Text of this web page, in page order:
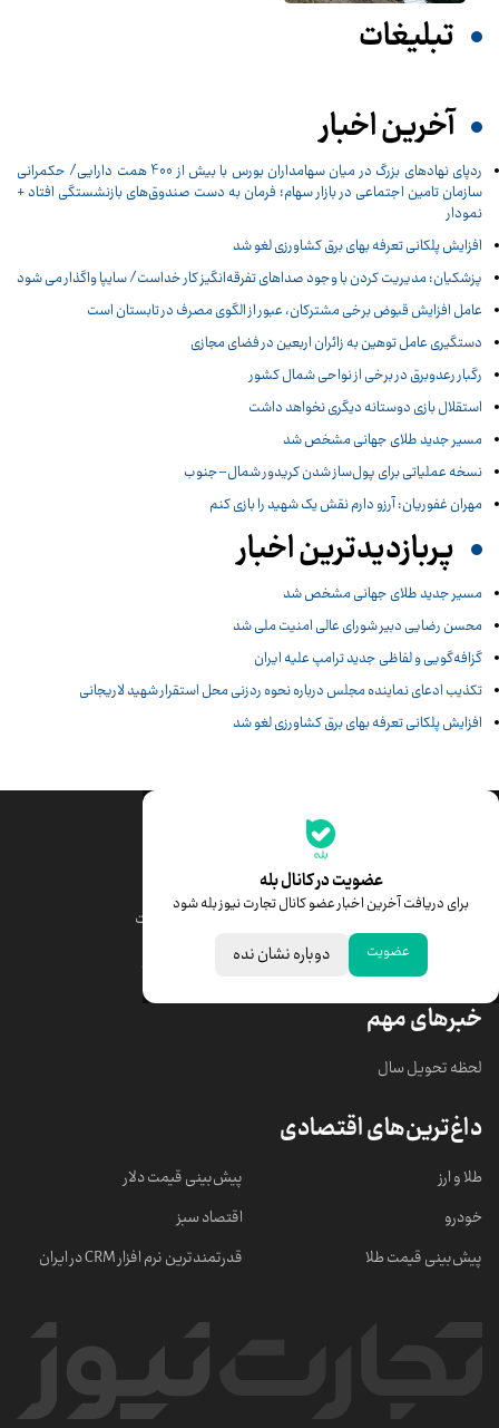
تبلیغات
آخرین اخبار
ردپای نهادهای بزرگ در میان سهامداران بورس با بیش از 400 همت دارایی/ حکمرانی
سازمان تامین اجتماعی در بازار سهام؛ فرمان به دست صندوق‌های بازنشستگی افتاد +
نمودار
افزایش پلکانی تعرفه بهای برق کشاورزی لغو شد
پزشکیان: مدیریت کردن با وجود صداهای تفرقه‌انگیز کار خداست/ سایپا واگذار می شود
عامل افزایش قبوض برخی مشترکان، عبور از الگوی مصرف در تابستان است
دستگیری عامل توهین به زائران اربعین در فضای مجازی
رگبار رعدوبرق در برخی از نواحی شمال کشور
استقلال بازی دوستانه دیگری نخواهد داشت
مسیر جدید طلای جهانی مشخص شد
نسخه عملیاتی برای پول‌ساز شدن کریدور شمال–جنوب
مهران غفوریان: آرزو دارم نقش یک شهید را بازی کنم
پربازدیدترین اخبار
مسیر جدید طلای جهانی مشخص شد
محسن رضایی دبیر شورای عالی امنیت ملی شد
گزافه‌گویی و لفاظی جدید ترامپ علیه ایران
تکذیب ادعای نماینده مجلس درباره نحوه ردزنی محل استقرار شهید لاریجانی
افزایش پلکانی تعرفه بهای برق کشاورزی لغو شد
عضویت در کانال بله
برای دریافت آخرین اخبار عضو کانال تجارت نیوز بله شود
عضویت دوباره نشان نده
جدیدترین قیمت‌ها
قیمت دلار
قیمت سکه امامی
قیمت درهم امارات
ابزار تبدیل نرخ ارز
خبرهای مهم
لحظه تحویل سال
داغ‌ترین‌های اقتصادی
طلا و ارز
خودرو
پیش‌بینی قیمت طلا
پیش‌بینی قیمت دلار
اقتصاد سبز
قدرتمندترین نرم‌ افزار CRM در ایران